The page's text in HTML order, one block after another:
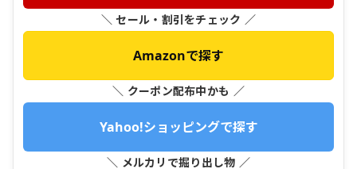
＼ セール・割引をチェック ／
Amazonで探す
＼ クーポン配布中かも ／
Yahoo!ショッピングで探す
＼ メルカリで掘り出し物 ／